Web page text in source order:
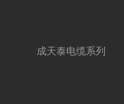
成天泰电缆系列